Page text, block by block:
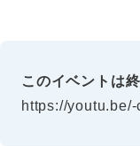
このイベントは
https://